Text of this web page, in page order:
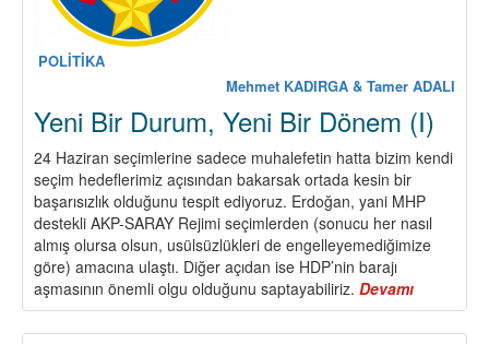
POLİTİKA
Mehmet KADIRGA & Tamer ADALI
Yeni Bir Durum, Yeni Bir Dönem (I)
24 Haziran seçimlerine sadece muhalefetin hatta bizim kendi
seçim hedeflerimiz açısından bakarsak ortada kesin bir
başarısızlık olduğunu tespit ediyoruz. Erdoğan, yani MHP
destekli AKP-SARAY Rejimi seçimlerden (sonucu her nasıl
almış olursa olsun, usülsüzlükleri de engelleyemediğimize
göre) amacına ulaştı. Diğer açıdan ise HDP’nin barajı
aşmasının önemli olgu olduğunu saptayabiliriz. Devamı
Yeni
Bir